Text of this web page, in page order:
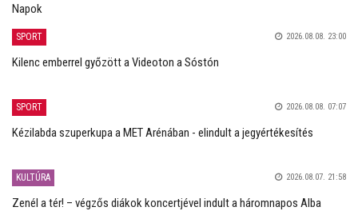
Napok
SPORT 2026.08.08. 23:00
Kilenc emberrel győzött a Videoton a Sóstón
SPORT 2026.08.08. 07:07
Kézilabda szuperkupa a MET Arénában - elindult a jegyértékesítés
KULTÚRA 2026.08.07. 21:58
Zenél a tér! – végzős diákok koncertjével indult a háromnapos Alba